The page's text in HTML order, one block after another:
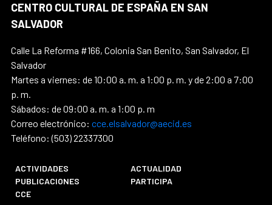
CENTRO CULTURAL DE ESPAÑA EN SAN
SALVADOR
Calle La Reforma #166, Colonia San Benito, San Salvador, El
Salvador
Martes a viernes: de 10:00 a. m. a 1:00 p. m. y de 2:00 a 7:00
p. m.
Sábados: de 09:00 a. m. a 1:00 p. m
Correo electrónico: cce.elsalvador@aecid.es
Teléfono: (503) 22337300
ACTIVIDADES
ACTUALIDAD
PUBLICACIONES
PARTICIPA
CCE